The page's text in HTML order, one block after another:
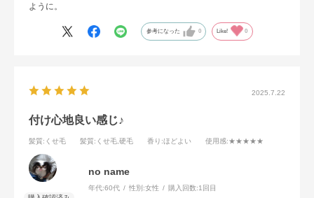
ように。
参考になった 0 Like! 0
2025.7.22
付け心地良い感じ♪
髪質:くせ毛 髪質:くせ毛,硬毛 香り :ほどよい 使用感:★★★★★
no name
年代:60代 性別:女性 購入回数:1回目